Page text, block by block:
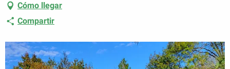
Cómo llegar
Compartir